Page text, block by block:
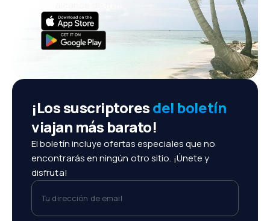
¡Los suscriptoresdel boletín
viajan más barato!
El boletín incluye ofertas especiales que no
encontrarás en ningún otro sitio. ¡Únete y
disfruta!
Tu dirección de email